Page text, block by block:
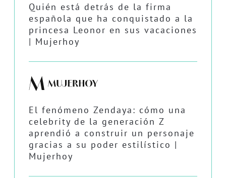
Quién está detrás de la firma
española que ha conquistado a la
princesa Leonor en sus vacaciones
| Mujerhoy
El fenómeno Zendaya: cómo una
celebrity de la generación Z
aprendió a construir un personaje
gracias a su poder estilístico |
Mujerhoy